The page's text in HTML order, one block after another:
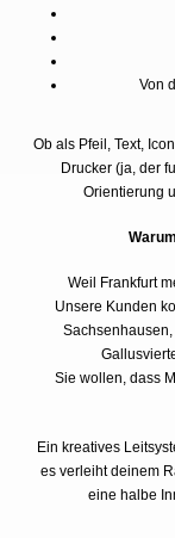
Von
Ob als Pfeil, Text,
Drucker (ja, der
Orientierung
Weil Frankfurt
Unsere Kunden
Sie wollen, dass
Ein kreatives
es verleiht deinem
eine halbe